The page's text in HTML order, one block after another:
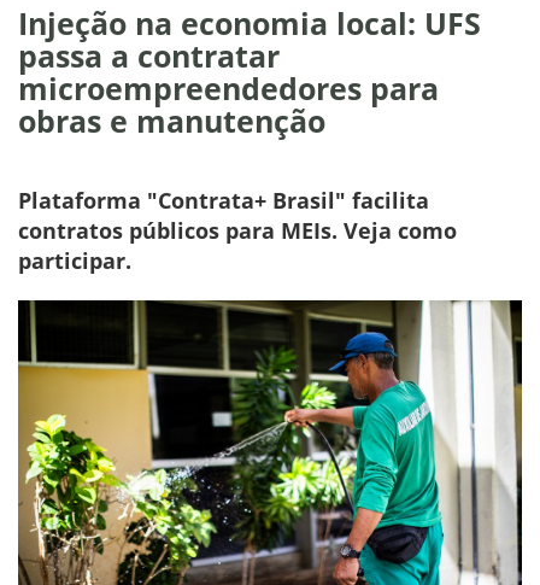
Injeção na economia local: UFS
passa a contratar
microempreendedores para
obras e manutenção
Plataforma "Contrata+ Brasil" facilita
contratos públicos para MEIs. Veja como
participar.